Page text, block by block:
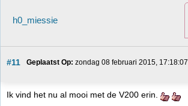
h0_miessie
#11 Geplaatst Op: zondag 08 februari 2015, 17:18:07
Ik vind het nu al mooi met de V200 erin.